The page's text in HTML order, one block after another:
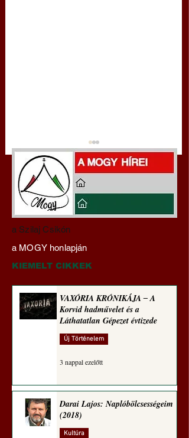
Darai Lajos:
Naplóbölcsességeim
(2023)
a Szilaj Csikón
a MOGY honlapján
KIEMELT CIKKEK
VAXÓRIA KRÓNIKÁJA ‒ A
Korvid hadművelet és a
Láthatatlan Gépezet évtizede
Új Történelem
3 nappal ezelőtt
Darai Lajos: Naplóbölcsességeim
(2018)
Kultúra